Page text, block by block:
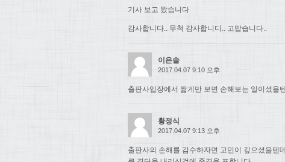
기사 보고 왔습니다
감사합니다.. 무척 감사합니디.. 고맙습니다..
이은솔
2017.04.07 9:10 오후
출판사입장에서 짧게만 보면 손해보는 일이셨을
황정식
2017.04.07 9:13 오후
출판사의 손해를 감수하자면 고민이 깊으셨을텐